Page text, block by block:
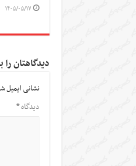
۱۴۰۵/۰۵/۱۷
دیدگاهتان را
نشانی ایمیل
دیدگاه*